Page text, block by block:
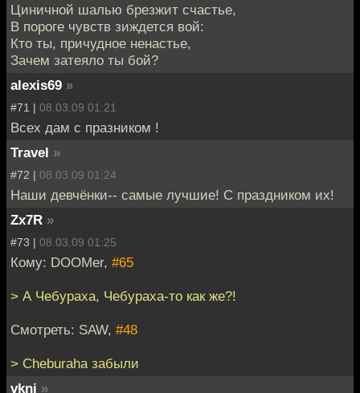
Циничной шалью брезжит счастье,
В пороге чувств зиждется вой:
Кто ты, причудное ненастье,
Зачем затеяло ты бой?
alexis69 »
#71 | 08.03.09 01:21
Всех дам с празником !
Travel »
#72 | 08.03.09 01:24
Наши девчёнки-- самые лучшие! С праздником их!
Zx7R »
#73 | 08.03.09 01:25
Кому: DOOMer, #65
> А Чебураха, Чебураха-то как же?!
Cмотреть: SAW, #48
> Cheburaha забыли
vkni »